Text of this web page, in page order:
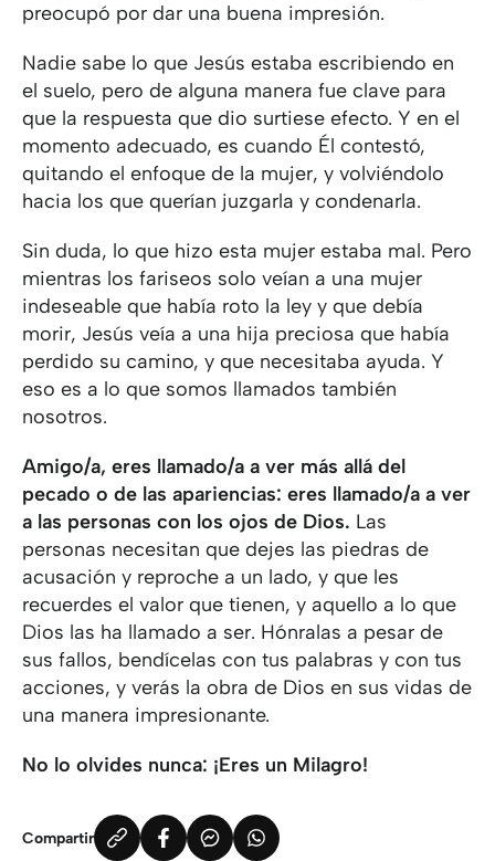
preocupó por dar una buena impresión.
Nadie sabe lo que Jesús estaba escribiendo en
el suelo, pero de alguna manera fue clave para
que la respuesta que dio surtiese efecto. Y en el
momento adecuado, es cuando Él contestó,
quitando el enfoque de la mujer, y volviéndolo
hacia los que querían juzgarla y condenarla.
Sin duda, lo que hizo esta mujer estaba mal. Pero
mientras los fariseos solo veían a una mujer
indeseable que había roto la ley y que debía
morir, Jesús veía a una hija preciosa que había
perdido su camino, y que necesitaba ayuda. Y
eso es a lo que somos llamados también
nosotros.
Amigo/a, eres llamado/a a ver más allá del
pecado o de las apariencias: eres llamado/a a ver
a las personas con los ojos de Dios. Las
personas necesitan que dejes las piedras de
acusación y reproche a un lado, y que les
recuerdes el valor que tienen, y aquello a lo que
Dios las ha llamado a ser. Hónralas a pesar de
sus fallos, bendícelas con tus palabras y con tus
acciones, y verás la obra de Dios en sus vidas de
una manera impresionante.
No lo olvides nunca: ¡Eres un Milagro!
Compartir